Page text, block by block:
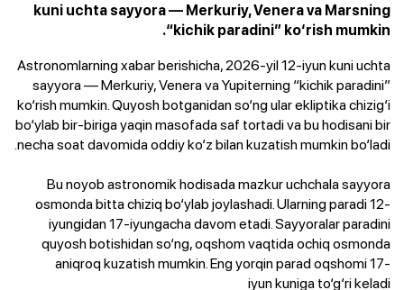
kuni uchta sayyora — Merkuriy, Venera va Marsning
“kichik paradini” ko‘rish mumkin.
Astronomlarning xabar berishicha, 2026-yil 12-iyun kuni uchta
sayyora — Merkuriy, Venera va Yupiterning “kichik paradini”
ko‘rish mumkin. Quyosh botganidan so‘ng ular ekliptika chizig‘i
bo‘ylab bir-biriga yaqin masofada saf tortadi va bu hodisani bir
necha soat davomida oddiy ko‘z bilan kuzatish mumkin bo‘ladi.
Bu noyob astronomik hodisada mazkur uchchala sayyora
osmonda bitta chiziq bo‘ylab joylashadi. Ularning paradi 12-
iyungidan17-iyungachadavom etadi. Sayyoralar paradini
quyosh botishidan so‘ng, oqshom vaqtida ochiq osmonda
aniqroq kuzatish mumkin. Eng yorqin parad oqshomi17-
iyunkuniga to‘g‘ri keladi